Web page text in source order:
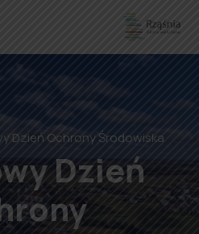
Dzień Ochrony Środowiska
Dzień